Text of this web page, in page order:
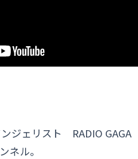
ジェリスト RADIO GAGA
ネル。